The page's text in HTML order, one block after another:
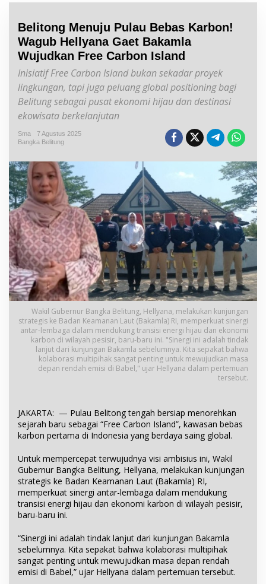
Belitong Menuju Pulau Bebas Karbon!
Wagub Hellyana Gaet Bakamla
Wujudkan Free Carbon Island
Inisiatif Free Carbon Island bukan sekadar proyek
lingkungan, tapi juga peluang global positioning bagi
Belitung sebagai pusat ekonomi hijau dan destinasi
ekowisata berkelanjutan
Sma
7 Agustus 2025
Bangka Belitung
Wakil Gubernur Bangka Belitung, Hellyana, melakukan kunjungan
strategis ke Badan Keamanan Laut (Bakamla) RI, memperkuat sinergi
antar-lembaga dalam mendukung transisi energi hijau dan ekonomi
karbon di wilayah pesisir, baru-baru ini. "Sinergi ini adalah tindak
lanjut dari kunjungan Bakamla sebelumnya. Kita sepakat bahwa
kolaborasi multipihak sangat penting untuk mewujudkan masa
depan rendah emisi di Babel," ujar Hellyana dalam pertemuan
tersebut.
JAKARTA: — Pulau Belitong tengah bersiap menorehkan
sejarah baru sebagai “Free Carbon Island”, kawasan bebas
karbon pertama di Indonesia yang berdaya saing global.
Untuk mempercepat terwujudnya visi ambisius ini, Wakil
Gubernur Bangka Belitung, Hellyana, melakukan kunjungan
strategis ke Badan Keamanan Laut (Bakamla) RI,
memperkuat sinergi antar-lembaga dalam mendukung
transisi energi hijau dan ekonomi karbon di wilayah pesisir,
baru-baru ini.
“Sinergi ini adalah tindak lanjut dari kunjungan Bakamla
sebelumnya. Kita sepakat bahwa kolaborasi multipihak
sangat penting untuk mewujudkan masa depan rendah
emisi di Babel,” ujar Hellyana dalam pertemuan tersebut.